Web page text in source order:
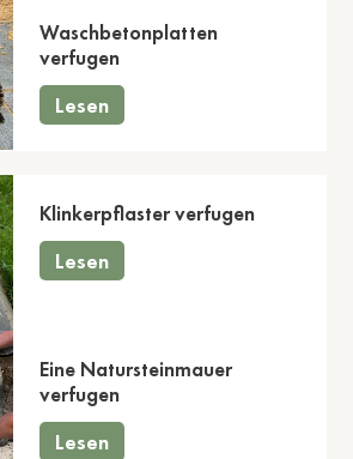
Waschbetonplatten
verfugen
Lesen
Klinkerpflaster verfugen
Lesen
Eine Natursteinmauer
verfugen
Lesen